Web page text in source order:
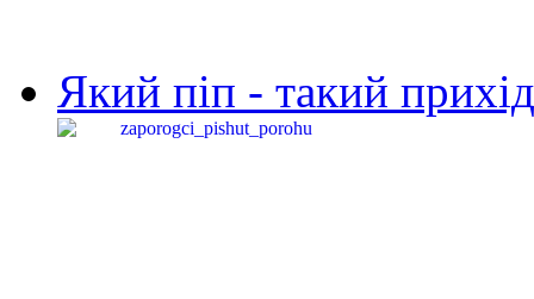
Який піп - такий